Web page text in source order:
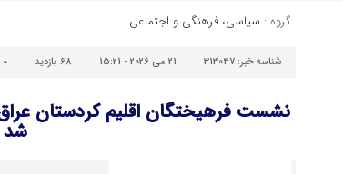
گروه : سیاسی، فرهنگی و اجتماعی
شناسه خبر: 313047 21 می 2026 - 15:21 68 بازدید ۰
نشست فرهیختگان اقلیم کردستان
شد